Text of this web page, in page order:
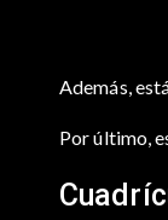
Además,
Por último,